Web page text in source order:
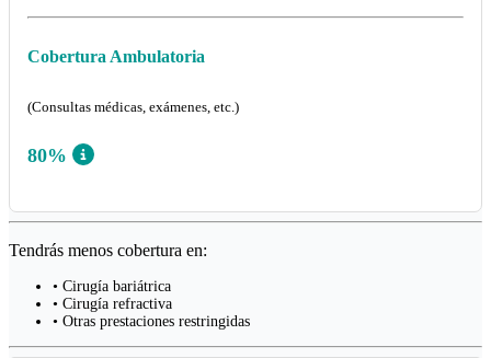
Cobertura Ambulatoria
(Consultas médicas, exámenes, etc.)
80%
Tendrás menos cobertura en:
• Cirugía bariátrica
• Cirugía refractiva
• Otras prestaciones restringidas